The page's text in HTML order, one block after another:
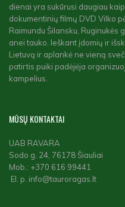
dienai yra sukūrusi daugiau
dokumentinių filmų DVD Vilko
Raimundu Šilansku, Ruginukės
anei tauko. Ieškant įdomių ir
Lietuvą ir aplankė ne vieną
patirtis puiki padėjėja
kampelius.
MŪSŲ KONTAKTAI
UAB RAVARA
Sodo g. 24, 76178 Šiauliai
Mob.: +370 616 99441
El. p. info@tauroragas.lt